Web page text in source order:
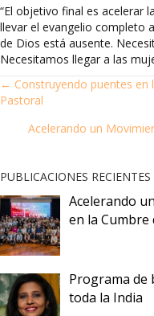
“El objetivo final es acelerar
llevar el evangelio completo
de Dios está ausente.
Necesitamos llegar a las
NAVEGACIÓN
DE
← Construyendo puentes en
Pastoral
Acelerando un
PUBLICACIONES RECIENTES
Acelerando
en la Cumbre
Programa de
toda la India